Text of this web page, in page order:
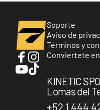
Turbo Bicycles
Facebook
Instagram
TikTok
Soporte
Aviso de
Términos y
Conviertete
KINETIC
Lomas del
+52 1 444